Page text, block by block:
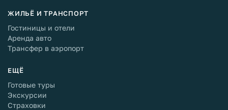
ЖИЛЬЁ И ТРАНСПОРТ
Гостиницы и отели
Аренда авто
Трансфер в аэропорт
ЕЩЁ
Готовые туры
Экскурсии
Страховки